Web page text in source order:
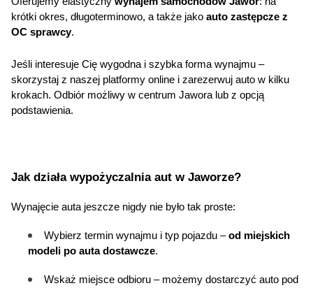
krótki okres, długoterminowo, a także jako auto zastępcze z
OC sprawcy.
Jeśli interesuje Cię wygodna i szybka forma wynajmu –
skorzystaj z naszej platformy online i zarezerwuj auto w kilku
krokach. Odbiór możliwy w centrum Jawora lub z opcją
podstawienia.
Jak działa wypożyczalnia aut w Jaworze?
Wynajęcie auta jeszcze nigdy nie było tak proste:
Wybierz termin wynajmu i typ pojazdu – od miejskich
modeli po auta dostawcze.
Wskaż miejsce odbioru – możemy dostarczyć auto pod